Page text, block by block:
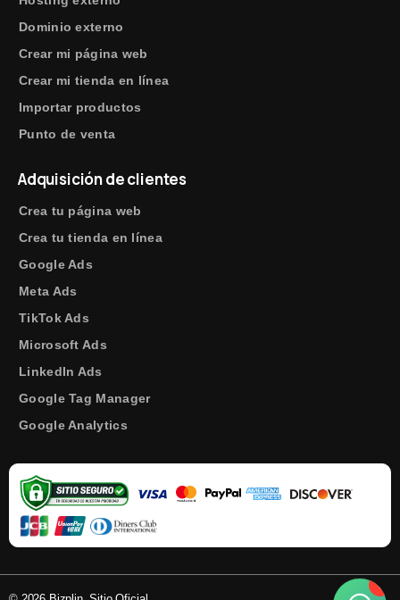
Dominio externo
Crear mi página web
Crear mi tienda en línea
Importar productos
Punto de venta
Adquisición de clientes
Crea tu página web
Crea tu tienda en línea
Google Ads
Meta Ads
TikTok Ads
Microsoft Ads
LinkedIn Ads
Google Tag Manager
Google Analytics
!